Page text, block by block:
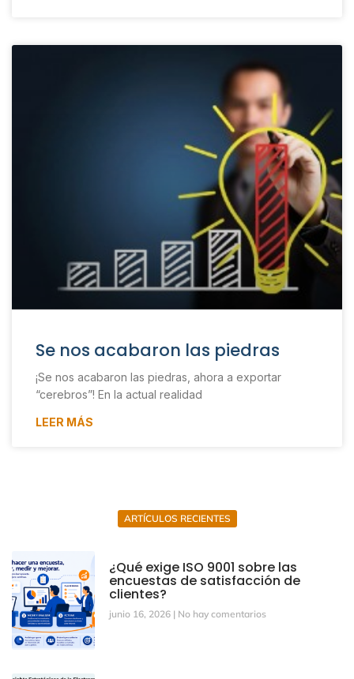
Se nos acabaron las piedras
¡Se nos acabaron las piedras, ahora a exportar
“cerebros”! En la actual realidad
LEER MÁS
ARTÍCULOS RECIENTES
¿Qué exige ISO 9001 sobre las
encuestas de satisfacción de
clientes?
junio 16, 2026 No hay comentarios